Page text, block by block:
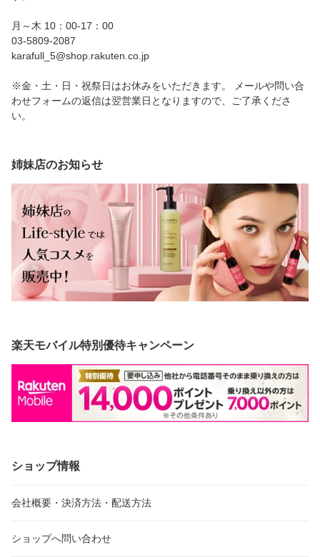
月～木 10：00-17：00
03-5809-2087
karafull_5@shop.rakuten.co.jp
※金・土・日・祝祭日はお休みをいただきます。 メールや問い合
わせフォームの返信は翌営業日となりますので、ご了承くださ
い。
姉妹店のお知らせ
楽天モバイル特別優待キャンペーン
ショップ情報
会社概要・決済方法・配送方法
ショップへ問い合わせ